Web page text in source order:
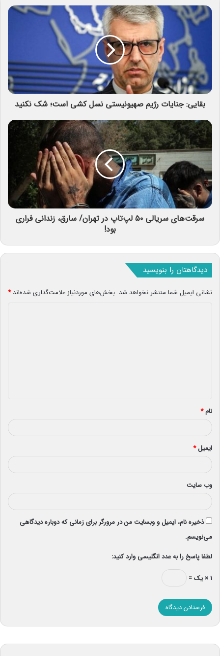
بقایی: جنایات رژیم صهیونیستی نسل کشی است؛ شک نکنید
سرقت‌های سریالی ۵۰ لپ‌تاپ در تهران/ سارق، زندانی فراری
بود!
دیدگاهتان را بنویسید
نشانی ایمیل شما منتشر نخواهد شد. بخش‌های موردنیاز علامت‌گذاری شده‌اند*
*
نام*
ایمیل*
وب‌ سایت
ذخیره نام، ایمیل و وبسایت من در مرورگر برای زمانی که دوباره دیدگاهی
می‌نویسم.
لطفا پاسخ را به عدد انگلیسی وارد کنید:
۱ × یک =